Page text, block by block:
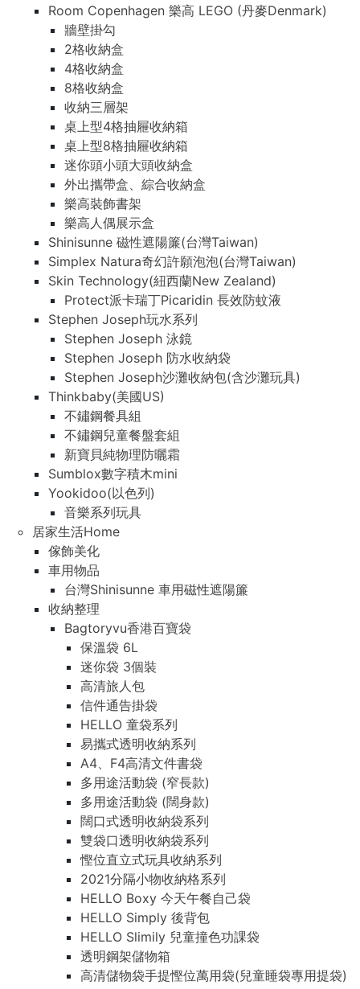
Room Copenhagen 樂高 LEGO (丹麥Denmark)
牆壁掛勾
2格收納盒
4格收納盒
8格收納盒
收納三層架
桌上型4格抽屜收納箱
桌上型8格抽屜收納箱
迷你頭小頭大頭收納盒
外出攜帶盒、綜合收納盒
樂高裝飾書架
樂高人偶展示盒
Shinisunne 磁性遮陽簾(台灣Taiwan)
Simplex Natura奇幻許願泡泡(台灣Taiwan)
Skin Technology(紐西蘭New Zealand)
Protect派卡瑞丁Picaridin 長效防蚊液
Stephen Joseph玩水系列
Stephen Joseph 泳鏡
Stephen Joseph 防水收納袋
Stephen Joseph沙灘收納包(含沙灘玩具)
Thinkbaby(美國US)
不鏽鋼餐具組
不鏽鋼兒童餐盤套組
新寶貝純物理防曬霜
Sumblox數字積木mini
Yookidoo(以色列)
音樂系列玩具
居家生活Home
傢飾美化
車用物品
台灣Shinisunne 車用磁性遮陽簾
收納整理
Bagtoryvu香港百寶袋
保溫袋 6L
迷你袋 3個裝
高清旅人包
信件通告掛袋
HELLO 童袋系列
易攜式透明收納系列
A4、F4高清文件書袋
多用途活動袋 (窄長款)
多用途活動袋 (闊身款)
闊口式透明收納袋系列
雙袋口透明收納袋系列
慳位直立式玩具收納系列
2021分隔小物收納格系列
HELLO Boxy 今天午餐自己袋
HELLO Simply 後背包
HELLO Slimily 兒童撞色功課袋
透明鋼架儲物箱
高清儲物袋手提慳位萬用袋(兒童睡袋專用提袋)